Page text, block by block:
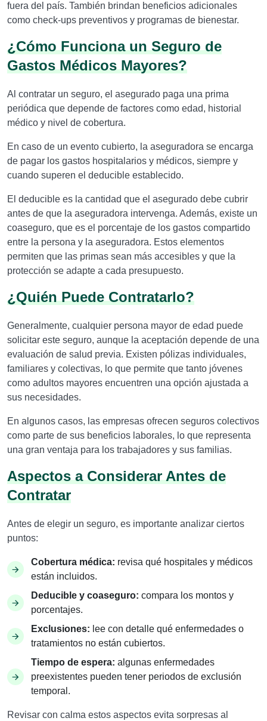
fuera del país. También brindan beneficios adicionales
como check-ups preventivos y programas de bienestar.
¿Cómo Funciona un Seguro de
Gastos Médicos Mayores?
Al contratar un seguro, el asegurado paga una prima
periódica que depende de factores como edad, historial
médico y nivel de cobertura.
En caso de un evento cubierto, la aseguradora se encarga
de pagar los gastos hospitalarios y médicos, siempre y
cuando superen el deducible establecido.
El deducible es la cantidad que el asegurado debe cubrir
antes de que la aseguradora intervenga. Además, existe un
coaseguro, que es el porcentaje de los gastos compartido
entre la persona y la aseguradora. Estos elementos
permiten que las primas sean más accesibles y que la
protección se adapte a cada presupuesto.
¿Quién Puede Contratarlo?
Generalmente, cualquier persona mayor de edad puede
solicitar este seguro, aunque la aceptación depende de una
evaluación de salud previa. Existen pólizas individuales,
familiares y colectivas, lo que permite que tanto jóvenes
como adultos mayores encuentren una opción ajustada a
sus necesidades.
En algunos casos, las empresas ofrecen seguros colectivos
como parte de sus beneficios laborales, lo que representa
una gran ventaja para los trabajadores y sus familias.
Aspectos a Considerar Antes de
Contratar
Antes de elegir un seguro, es importante analizar ciertos
puntos:
Cobertura médica: revisa qué hospitales y médicos
están incluidos.
Deducible y coaseguro: compara los montos y
porcentajes.
Exclusiones: lee con detalle qué enfermedades o
tratamientos no están cubiertos.
Tiempo de espera: algunas enfermedades
preexistentes pueden tener periodos de exclusión
temporal.
Revisar con calma estos aspectos evita sorpresas al